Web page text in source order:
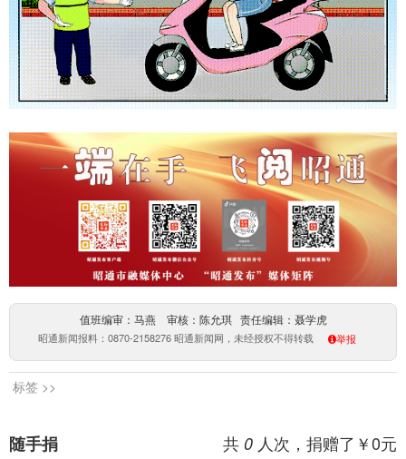
值班编审：马燕 审核：陈允琪 责任编辑：聂学虎
昭通新闻报料：0870-2158276 昭通新闻网，未经授权不得转载 举报
标签 >>
共 0 人次，捐赠了￥0元
随手捐